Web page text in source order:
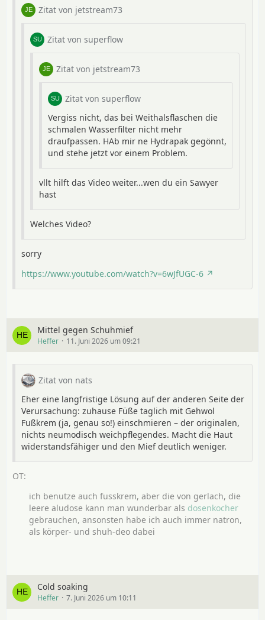
Zitat von jetstream73
Zitat von superflow
Zitat von jetstream73
Zitat von superflow
Vergiss nicht, das bei Weithalsflaschen die
schmalen Wasserfilter nicht mehr
draufpassen. HAb mir ne Hydrapak gegönnt,
und stehe jetzt vor einem Problem.
vllt hilft das Video weiter...wen du ein Sawyer
hast
Welches Video?
sorry
https://www.youtube.com/watch?v=6wJfUGC-6
Mittel gegen Schuhmief
Heffer 11. Juni 2026 um 09:21
Zitat von nats
Eher eine langfristige Lösung auf der anderen Seite der
Verursachung: zuhause Füße taglich mit Gehwol
Fußkrem (ja, genau so!) einschmieren – der originalen,
nichts neumodisch weichpflegendes. Macht die Haut
widerstandsfähiger und den Mief deutlich weniger.
ich benutze auch fusskrem, aber die von gerlach, die
leere aludose kann man wunderbar als dosenkocher
gebrauchen, ansonsten habe ich auch immer natron,
als körper- und shuh-deo dabei
Cold soaking
Heffer 7. Juni 2026 um 10:11